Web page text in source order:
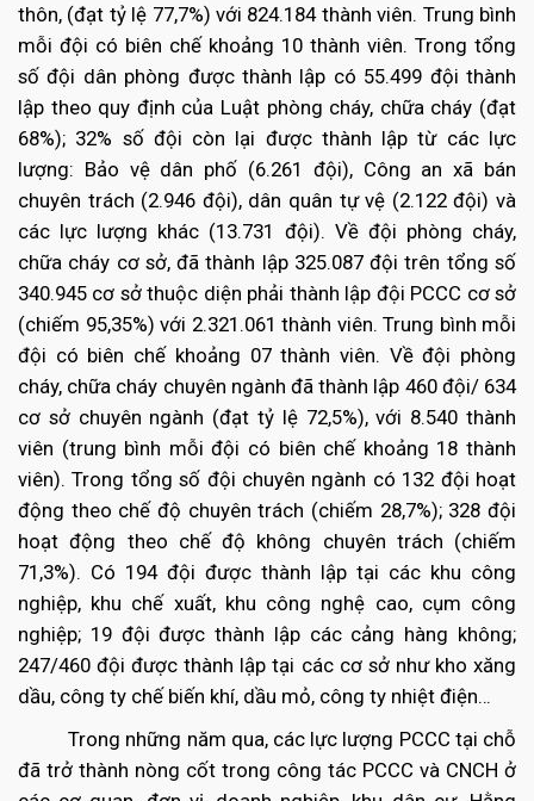
thôn, (đạt tỷ lệ 77,7%) với 824.184 thành viên. Trung bình
mỗi đội có biên chế khoảng 10 thành viên. Trong tổng
số đội dân phòng được thành lập có 55.499 đội thành
lập theo quy định của Luật phòng cháy, chữa cháy (đạt
68%); 32% số đội còn lại được thành lập từ các lực
lượng: Bảo vệ dân phố (6.261 đội), Công an xã bán
chuyên trách (2.946 đội), dân quân tự vệ (2.122 đội) và
các lực lượng khác (13.731 đội). Về đội phòng cháy,
chữa cháy cơ sở, đã thành lập 325.087 đội trên tổng số
340.945 cơ sở thuộc diện phải thành lập đội PCCC cơ sở
(chiếm 95,35%) với 2.321.061 thành viên. Trung bình mỗi
đội có biên chế khoảng 07 thành viên. Về đội phòng
cháy, chữa cháy chuyên ngành đã thành lập 460 đội/ 634
cơ sở chuyên ngành (đạt tỷ lệ 72,5%), với 8.540 thành
viên (trung bình mỗi đội có biên chế khoảng 18 thành
viên). Trong tổng số đội chuyên ngành có 132 đội hoạt
động theo chế độ chuyên trách (chiếm 28,7%); 328 đội
hoạt động theo chế độ không chuyên trách (chiếm
71,3%). Có 194 đội được thành lập tại các khu công
nghiệp, khu chế xuất, khu công nghệ cao, cụm công
nghiệp; 19 đội được thành lập các cảng hàng không;
247/460 đội được thành lập tại các cơ sở như kho xăng
dầu, công ty chế biến khí, dầu mỏ, công ty nhiệt điện…
Trong những năm qua, các lực lượng PCCC tại chỗ
đã trở thành nòng cốt trong công tác PCCC và CNCH ở